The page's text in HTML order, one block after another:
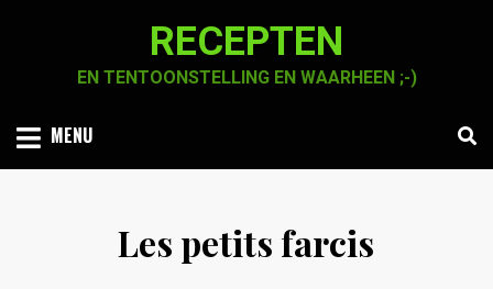
RECEPTEN
EN TENTOONSTELLING EN WAARHEEN ;-)
MENU
Les petits farcis